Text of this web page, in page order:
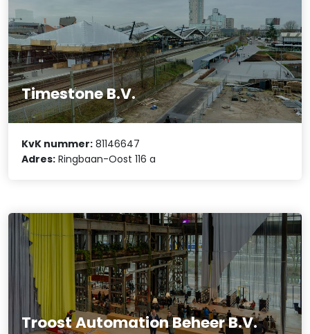
Timestone B.V.
KvK nummer: 81146647
Adres: Ringbaan-Oost 116 a
Troost Automation Beheer B.V.